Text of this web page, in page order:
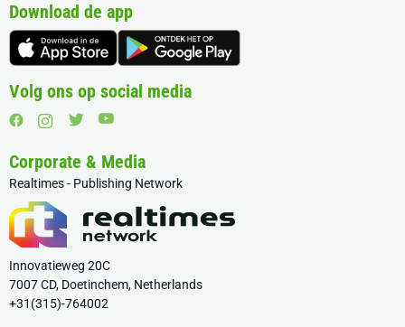
Download de app
Volg ons op social media
Corporate & Media
Realtimes - Publishing Network
Innovatieweg 20C
7007 CD, Doetinchem, Netherlands
+31(315)-764002